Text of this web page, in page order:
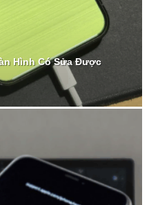
Hình Có Sửa Được